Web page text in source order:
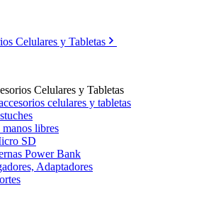
Celulares y Tabletas
Celulares y Tabletas
celulares y tabletas
libres
SD
Power Bank
Adaptadores